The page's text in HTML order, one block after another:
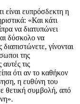
είναι ευπρόσδεκτη η
«Και κάτι
να διατυπώνει
δύσκολο να
γίνονται
της
τις
ότι αν το καθήκον
η ευθύνη του
θετική συμβολή, από